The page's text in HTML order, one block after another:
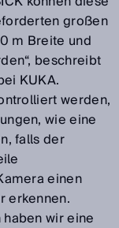
großen
m Breite und
beschreibt
KUKA.
werden,
wie eine
falls der
einen
erkennen.
wir eine